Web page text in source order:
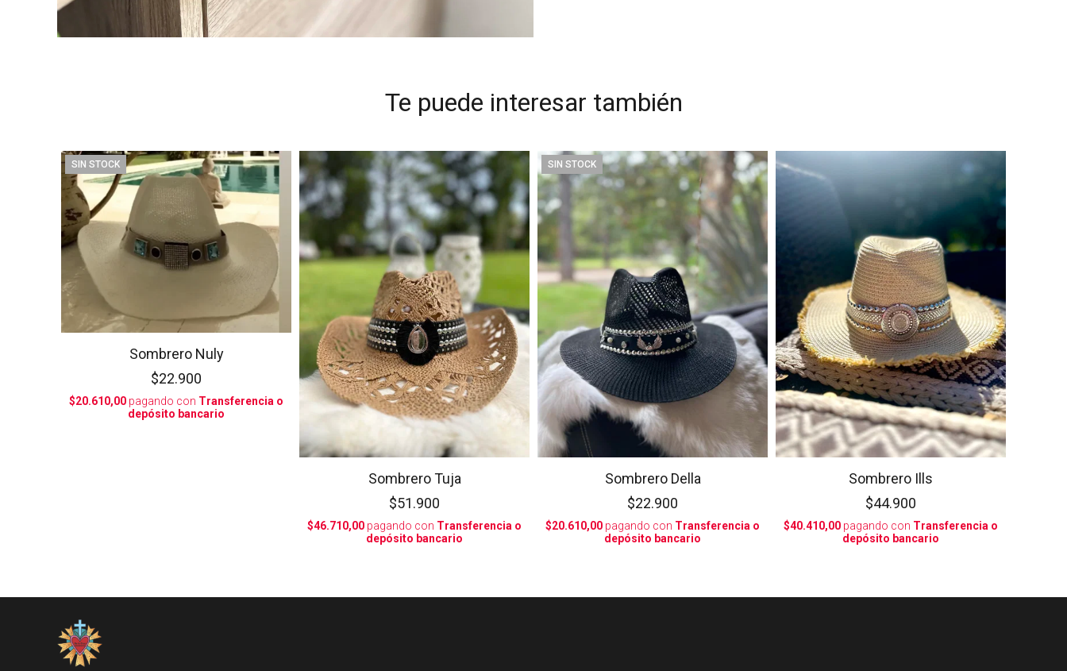
Te puede interesar también
SIN STOCK
Sombrero Nuly
$22.900
$20.610,00 pagando con Transferencia o
depósito bancario
Sombrero Tuja
$51.900
$46.710,00 pagando con Transferencia o
depósito bancario
SIN STOCK
Sombrero Della
$22.900
$20.610,00 pagando con Transferencia o
depósito bancario
Sombrero Ills
$44.900
$40.410,00 pagando con Transferencia o
depósito bancario